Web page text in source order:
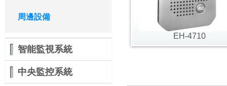
周邊設備
智能監視系統
中央監控系統
EH-4710